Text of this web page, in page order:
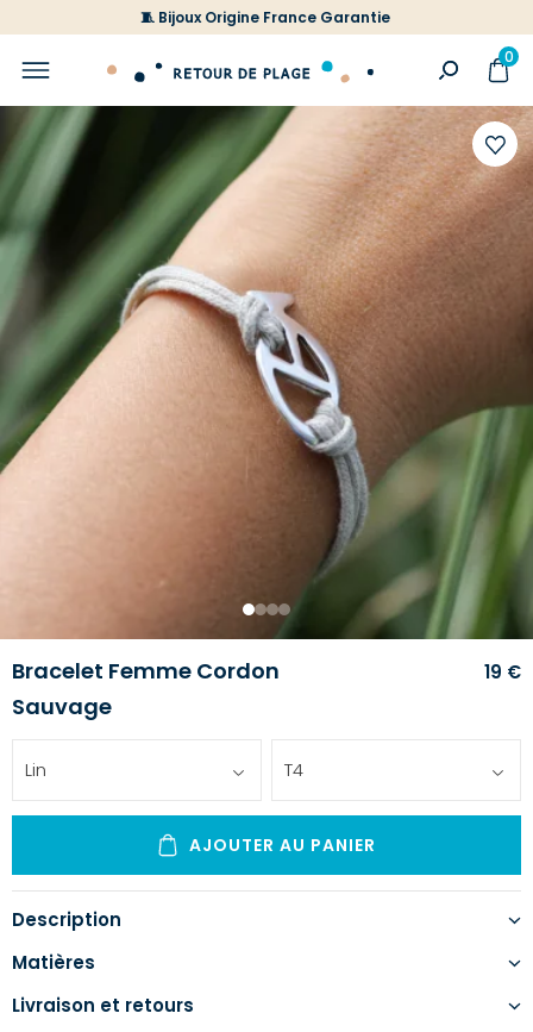
🧵 Bijoux Origine France Garantie
0
à
votre
1 234
Bracelet Femme Cordon
Sauvage
19 €
Lin T4
AJOUTER AU PANIER
Description
Matières
Livraison et retours